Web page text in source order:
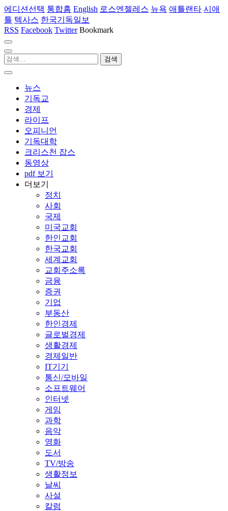
에디션선택 통합홈 English 로스엔젤레스 뉴욕 애틀랜타 시애
틀 텍사스 한국기독일보
RSS Facebook Twitter Bookmark
뉴스
기독교
경제
라이프
오피니언
기독대학
크리스천 잡스
동영상
pdf 보기
더보기
정치
사회
국제
미국교회
한인교회
한국교회
세계교회
교회주소록
금융
증권
기업
부동산
한인경제
글로벌경제
생활경제
경제일반
IT기기
통신/모바일
소프트웨어
인터넷
게임
과학
음악
영화
도서
TV/방송
생활정보
날씨
사설
칼럼